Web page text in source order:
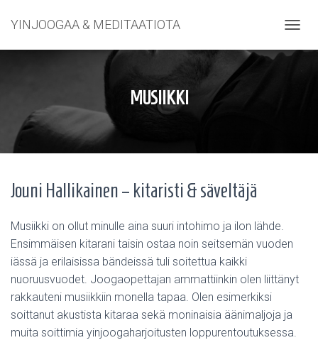
YINJOOGAA & MEDITAATIOTA
MUSIIKKI
Jouni Hallikainen – kitaristi & säveltäjä
Musiikki on ollut minulle aina suuri intohimo ja ilon lähde.
Ensimmäisen kitarani taisin ostaa noin seitsemän vuoden
iässä ja erilaisissa bändeissä tuli soitettua kaikki
nuoruusvuodet. Joogaopettajan ammattiinkin olen liittänyt
rakkauteni musiikkiin monella tapaa. Olen esimerkiksi
soittanut akustista kitaraa sekä moninaisia äänimaljoja ja
muita soittimia yinjoogaharjoitusten loppurentoutuksessa.